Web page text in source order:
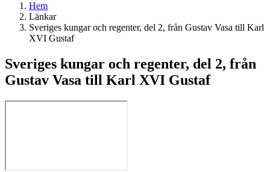
Hem
Länkar
Sveriges kungar och regenter, del 2, från Gustav Vasa till Karl
XVI Gustaf
Sveriges kungar och regenter, del 2, från
Gustav Vasa till Karl XVI Gustaf